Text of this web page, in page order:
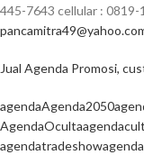
445-7643 cellular :
Jual Agenda Promosi,
agendaAgenda2050
AgendaOculta
agendatradeshow